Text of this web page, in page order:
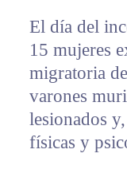
El día del
15 mujeres
migratoria
varones
lesionados
físicas y